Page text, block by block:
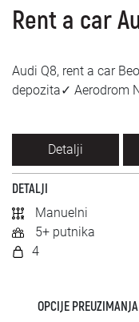
O nama
Najčešća pitanja
Kontakt
SRPSKI
СРПСКИ
Rent a car
Audi Q8, rent a car
depozita✓ Aerodrom
Detalji
DETALJI
Manuelni
5+ putnika
4
OPCIJE PREUZIMANJA